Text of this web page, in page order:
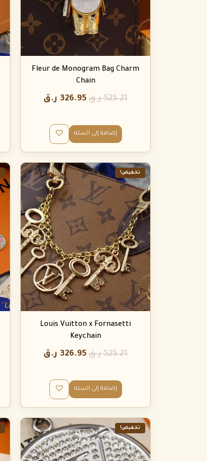
Fleur de Monogram Bag Charm
Chain
525.21 ر.ق 326.95 ر.ق
إضافة إلى السلة
تخفيض!
Louis Vuitton x Fornasetti
Keychain
525.21 ر.ق 326.95 ر.ق
إضافة إلى السلة
تخفيض!